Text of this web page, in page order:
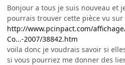
Bonjour a tous je suis nouveau et
pourrais trouver cette pièce vu sur
http://www.pcinpact.com/
Co...-2007/38842.htm
voila donc je voudrais savoir si
si vous pourriez me donner des